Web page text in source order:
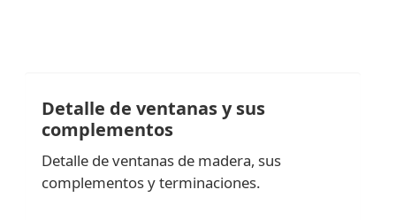
Detalle de ventanas y sus
complementos
Detalle de ventanas de madera, sus
complementos y terminaciones.